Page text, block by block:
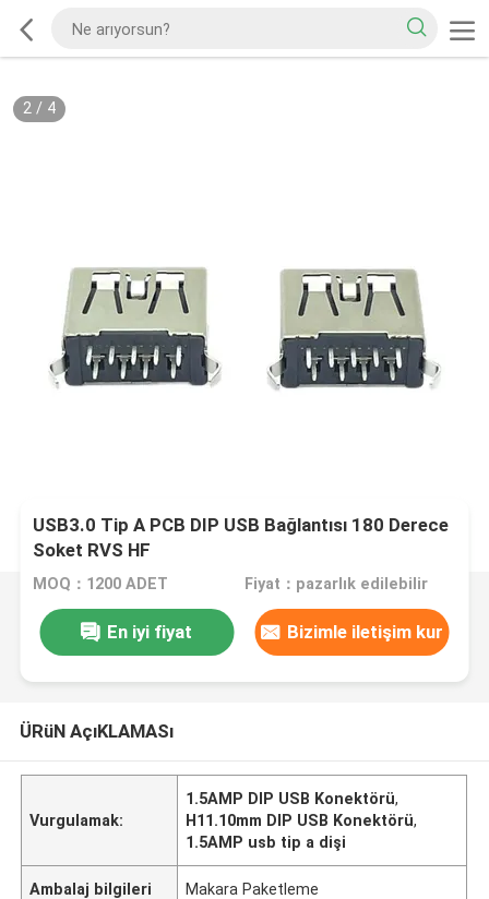
2/ 4
USB3.0 Tip A PCB DIP USB Bağlantısı 180 Derece
Soket RVS HF
MOQ：1200 ADET Fiyat：pazarlık edilebilir
En iyi fiyat Bizimle iletişim kur
ÜRüN AçıKLAMASı
Vurgulamak:
1.5AMP DIP USB Konektörü,
H11.10mm DIP USB Konektörü,
1.5AMP usb tip a dişi
Ambalaj bilgileri Makara Paketleme